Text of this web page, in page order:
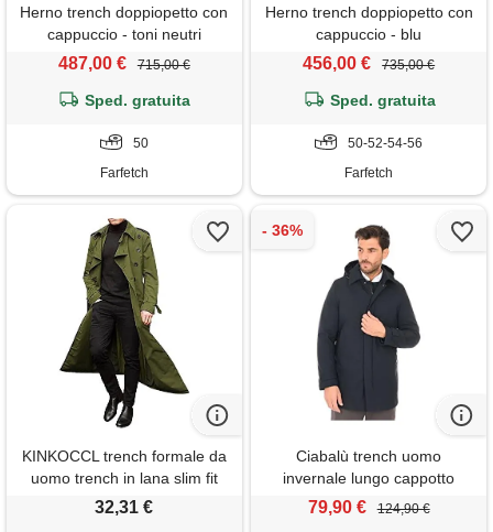
Herno trench doppiopetto con
cappuccio - toni neutri
487,00 € 715,00 €
Sped. gratuita
50
Farfetch
Herno trench doppiopetto con
cappuccio - blu
456,00 € 735,00 €
Sped. gratuita
50-52-54-56
Farfetch
KINKOCCL trench formale da
uomo trench in lana slim fit
con cappuccio doppiopetto
32,31 €
Ciabalù trench uomo
invernale lungo cappotto
imbottito con cappuccio slim
79,90 € 124,90 €